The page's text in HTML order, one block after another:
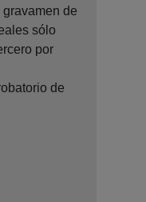
de
sólo
por
de